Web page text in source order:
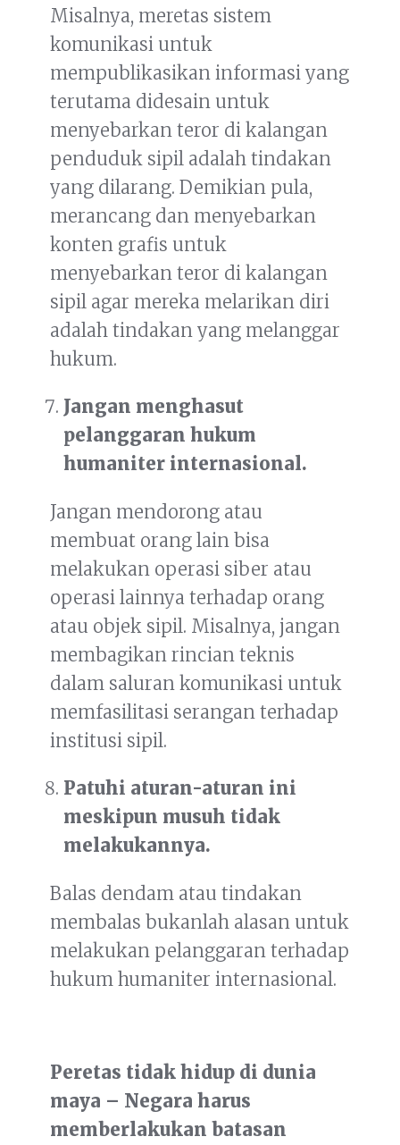
Misalnya, meretas sistem
komunikasi untuk
mempublikasikan informasi yang
terutama didesain untuk
menyebarkan teror di kalangan
penduduk sipil adalah tindakan
yang dilarang. Demikian pula,
merancang dan menyebarkan
konten grafis untuk
menyebarkan teror di kalangan
sipil agar mereka melarikan diri
adalah tindakan yang melanggar
hukum.
Jangan menghasut
pelanggaran hukum
humaniter internasional.
Jangan mendorong atau
membuat orang lain bisa
melakukan operasi siber atau
operasi lainnya terhadap orang
atau objek sipil. Misalnya, jangan
membagikan rincian teknis
dalam saluran komunikasi untuk
memfasilitasi serangan terhadap
institusi sipil.
Patuhi aturan-aturan ini
meskipun musuh tidak
melakukannya.
Balas dendam atau tindakan
membalas bukanlah alasan untuk
melakukan pelanggaran terhadap
hukum humaniter internasional.
Peretas tidak hidup di dunia
maya – Negara harus
memberlakukan batasan